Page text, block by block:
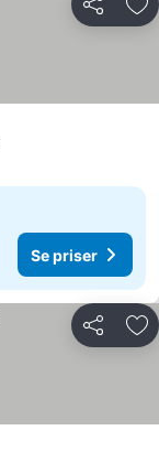
Del
Se priser
Del